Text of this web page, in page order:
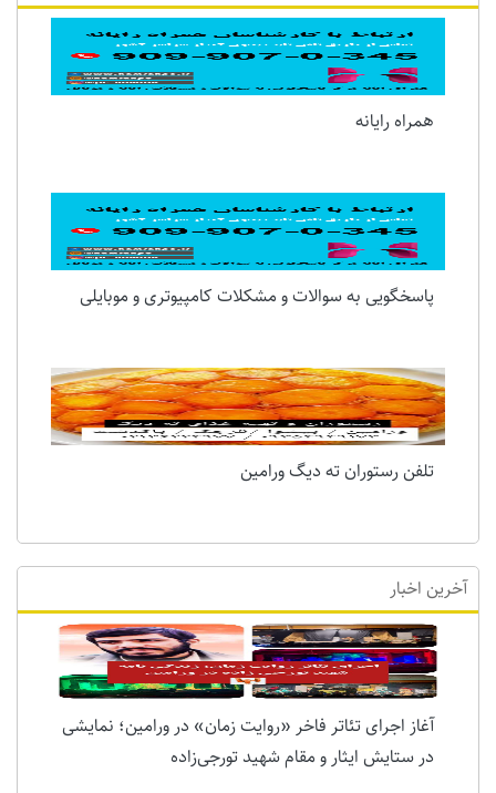
همراه رایانه
پاسخگویی به سوالات و مشکلات کامپیوتری و موبایلی
تلفن رستوران ته دیگ ورامین
آخرین اخبار
آغاز اجرای تئاتر فاخر «روایت زمان» در ورامین؛ نمایشی
در ستایش ایثار و مقام شهید تورجی‌زاده